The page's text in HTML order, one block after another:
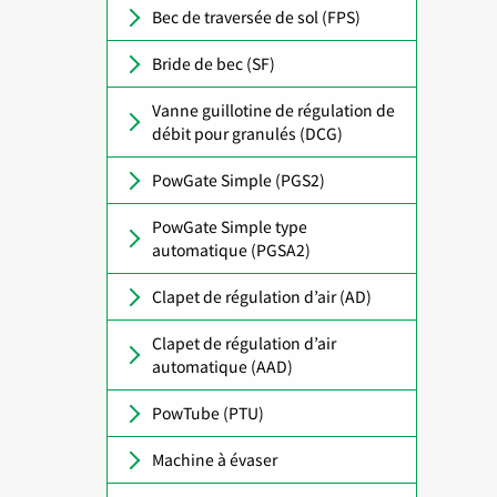
Bec de traversée de sol (FPS)
Bride de bec (SF)
Vanne guillotine de régulation de
débit pour granulés (DCG)
PowGate Simple (PGS2)
PowGate Simple type
automatique (PGSA2)
Clapet de régulation d’air (AD)
Clapet de régulation d’air
automatique (AAD)
PowTube (PTU)
Machine à évaser